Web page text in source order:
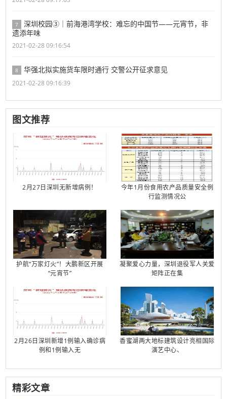
7
深圳校园③｜前海港湾学校：难忘的中国节——元宵节，非
遗添年味
2021-02-28 09:16:54
8 华强北拟实施货车限时通行 交警公开征求意见
2021-02-28 09:16:39
图文推荐
2月27日深圳无新增病例！
今年1月份食用农产品质量安全例
行监测情况公
护航“万家灯火”！大鹏新区开展
“元宵节”
凝聚爱心力量，深圳退役军人关爱
矩阵正在集
2月26日深圳新增1例输入确诊病
例和1例输入无
香蜜湖两大地标建筑设计亮相国际
演艺中心、
精彩文章